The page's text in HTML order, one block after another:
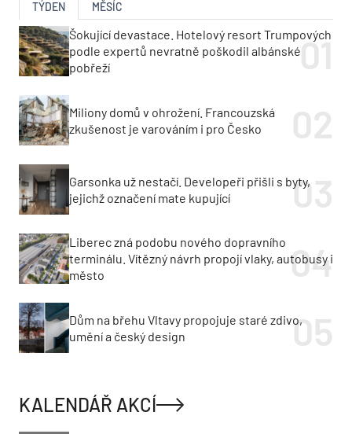
TÝDEN MĚSÍC
Šokující devastace. Hotelový resort Trumpových
podle expertů nevratně poškodil albánské
pobřeží
Miliony domů v ohrožení. Francouzská
zkušenost je varováním i pro Česko
Garsonka už nestačí. Developeři přišli s byty,
jejichž označení mate kupující
Liberec zná podobu nového dopravního
terminálu. Vítězný návrh propojí vlaky, autobusy i
město
Dům na břehu Vltavy propojuje staré zdivo,
umění a český design
KALENDÁŘ AKCÍ